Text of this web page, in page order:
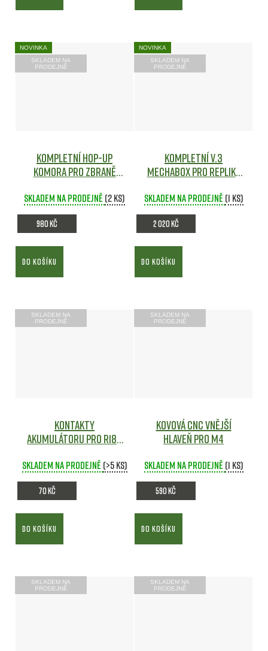
NOVINKA
SKLADEM NA
PRODEJNĚ
Kompletní Hop-Up
komora pro zbraně
Airsoft
Skladem na prodejně (2 ks)
980 Kč
DO KOŠÍKU
NOVINKA
SKLADEM NA
PRODEJNĚ
Kompletní V.3
Mechabox pro repliky
Skladem na prodejně (1 ks)
2 020 Kč
DO KOŠÍKU
SKLADEM NA
PRODEJNĚ
Kontakty
akumulátoru pro R18C
Airsoft
Skladem na prodejně (>5 ks)
70 Kč
DO KOŠÍKU
SKLADEM NA
PRODEJNĚ
Kovová CNC vnější
hlaveň pro M4
Skladem na prodejně (1 ks)
590 Kč
DO KOŠÍKU
SKLADEM NA
PRODEJNĚ
SKLADEM NA
PRODEJNĚ